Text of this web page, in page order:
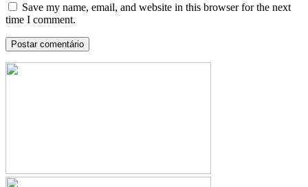
Save my name, email, and website in this browser for the next
time I comment.